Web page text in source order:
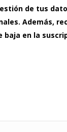
de tus
Además,
baja en la